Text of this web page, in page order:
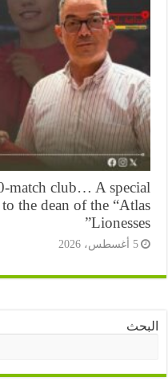
100-match club… A
to the dean of the